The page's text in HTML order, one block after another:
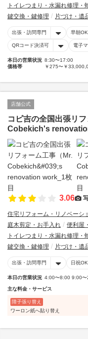
トイレつまり・水漏れ修理・
鍵交換・鍵修理
片づけ・遺
出張・訪問専門 早朝OK
QRコード決済可 電子
本日の営業状況 8:30〜17:00
価格帯
￥275〜￥
店舗公式
コビ吉の全国出張リ
Cobekich's
3.06
住宅リフォーム・リノベーシ
庭木剪定・お手入れ
便利屋
トイレつまり・水漏れ修理・
鍵交換・鍵修理
片づけ・遺
出張・訪問専門 日祝OK
本日の営業状況 4:00〜8:00 9:00
主な料金・サービス
障子張り替え
ワーロン紙へ貼り替え